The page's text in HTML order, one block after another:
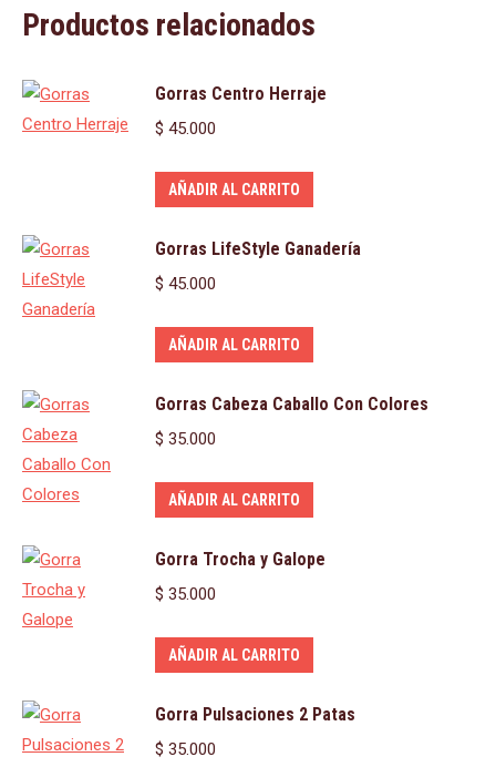
Productos relacionados
Gorras Centro Herraje
$ 45.000
AÑADIR AL CARRITO
Gorras LifeStyle Ganadería
$ 45.000
AÑADIR AL CARRITO
Gorras Cabeza Caballo Con Colores
$ 35.000
AÑADIR AL CARRITO
Gorra Trocha y Galope
$ 35.000
AÑADIR AL CARRITO
Gorra Pulsaciones 2 Patas
$ 35.000